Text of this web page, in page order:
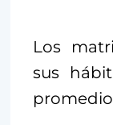
Los
sus
promedio